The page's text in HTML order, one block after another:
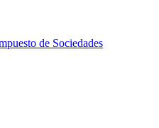
de Sociedades